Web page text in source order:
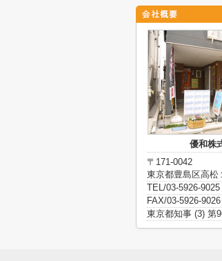
優和株
〒171-0042
東京都豊島区高松
TEL/03-5926-9025
FAX/03-5926-9026
東京都知事 (3) 第